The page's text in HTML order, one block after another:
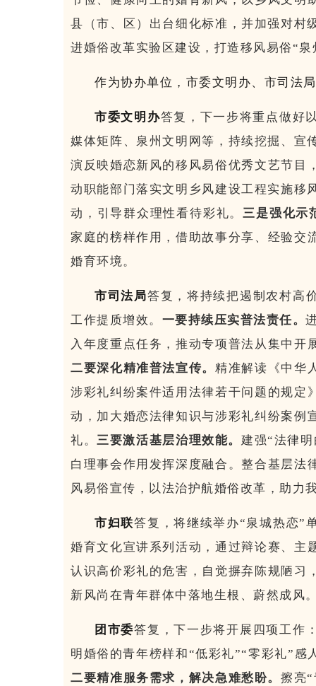
县（市、区）出台细化标准，并加强对村
进婚俗改革实验区建设，打造移风易俗“泉
作为协办单位，市委文明办、市司法
市委文明办答复，下一步将重点做好
媒体矩阵、泉州文明网等，持续挖掘、宣
演反映婚恋新风的移风易俗优秀文艺节目
动职能部门落实文明乡风建设工程实施移
动，引导群众理性看待彩礼。三是强化示
家庭的榜样作用，借助故事分享、经验交
婚育环境。
市司法局答复，将持续把遏制农村高
工作提质增效。 一要持续压实普法责任。
入年度重点任务，推动专项普法从集中开
二要深化精准普法宣传。精准解读《中华
涉彩礼纠纷案件适用法律若干问题的规定
动，加大婚恋法律知识与涉彩礼纠纷案例
礼。三要激活基层治理效能。 建强“法律
白理事会作用发挥深度融合。整合基层法
风易俗宣传，以法治护航婚俗改革，助力
市妇联答复，将继续举办“泉城热恋”
婚育文化宣讲系列活动，通过辩论赛、主
认识高价彩礼的危害，自觉摒弃陈规陋习
新风尚在青年群体中落地生根、蔚然成风
团市委答复，下一步将开展四项工作
明婚俗的青年榜样和“低彩礼”“零彩礼”
二要精准服务需求，解决急难愁盼。 擦亮